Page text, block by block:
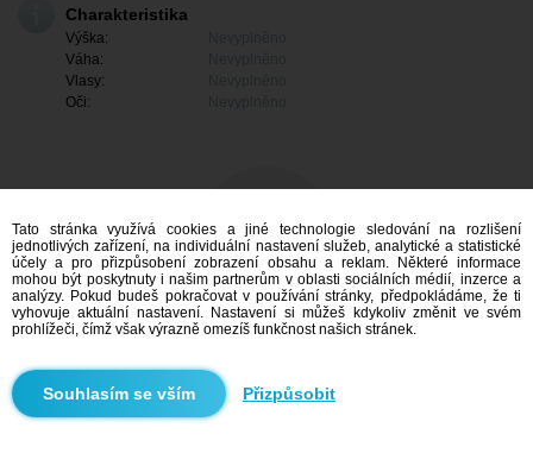
Charakteristika
Výška:
Váha:
Vlasy:
Oči:
Mám zájem
Vyhledávání
Tato stránka využívá cookies a jiné technologie sledování na rozlišení
jednotlivých zařízení, na individuální nastavení služeb, analytické a statistické
účely a pro přizpůsobení zobrazení obsahu a reklam. Některé informace
mohou být poskytnuty i našim partnerům v oblasti sociálních médií, inzerce a
analýzy. Pokud budeš pokračovat v používání stránky, předpokládáme, že ti
vyhovuje aktuální nastavení. Nastavení si můžeš kdykoliv změnit ve svém
prohlížeči, čímž však výrazně omezíš funkčnost našich stránek.
Přizpůsobit